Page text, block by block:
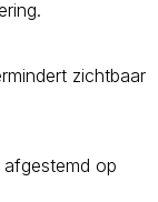
zichtbaar
op